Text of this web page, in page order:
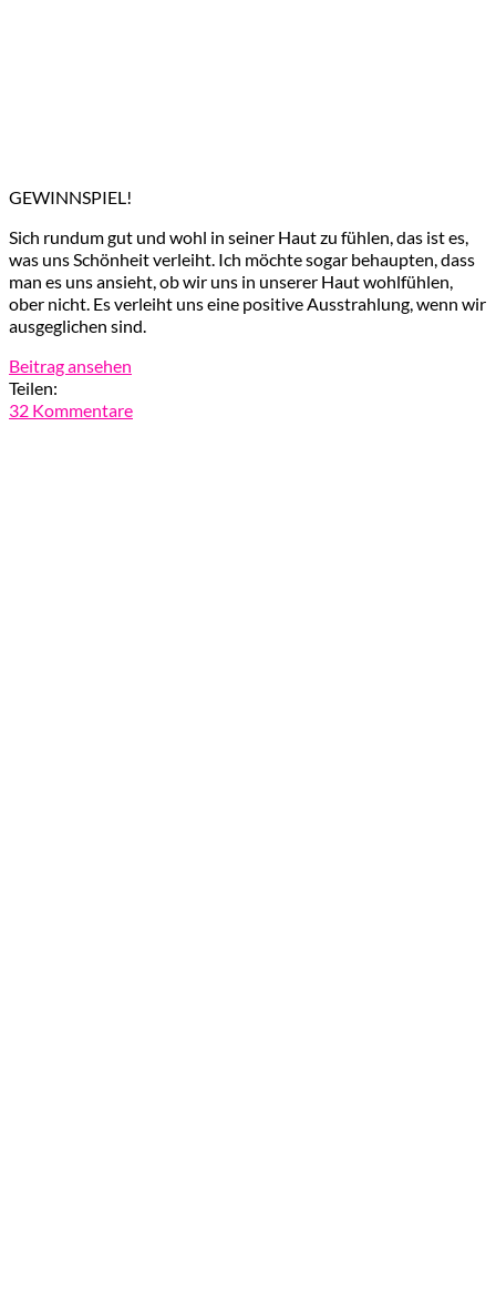
GEWINNSPIEL!
Sich rundum gut und wohl in seiner Haut zu fühlen, das ist es,
was uns Schönheit verleiht. Ich möchte sogar behaupten, dass
man es uns ansieht, ob wir uns in unserer Haut wohlfühlen,
ober nicht. Es verleiht uns eine positive Ausstrahlung, wenn wir
ausgeglichen sind.
Beitrag ansehen
Teilen:
32 Kommentare